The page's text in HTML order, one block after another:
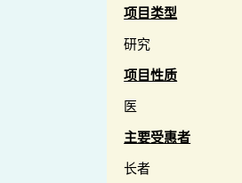
项目类型
研究
项目性质
医
主要受惠者
长者